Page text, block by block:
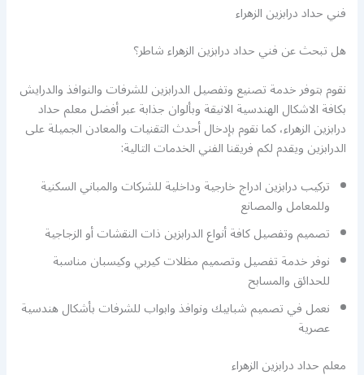
فني حداد درابزين الزهراء
هل تبحث عن فني حداد درابزين الزهراء شاطر؟
نقوم بتوفر خدمة تصنيع وتفصيل الدرابزين للشرفات والنوافذ والدرايش
بكافة الاشكال الهندسية الانيقة وبألوان جذابة عبر أفضل معلم حداد
درابزين الزهراء، كما نقوم بإدخال أحدث التقنيات والمعادن الجميلة على
الدرابزين ويقدم لكم فريقنا الفني الخدمات التالية:
تركيب درابزين ادراج خارجية وداخلية للشركات والمباني السكنية
وللمعامل والمصانع
تصميم وتفصيل كافة أنواع الدرابزين ذات النقشات أو الزجاجية
نوفر خدمة تفصيل وتصميم مظلات كيربي وكيسبان مناسبة
للحدائق والمسابح
نعمل في تصميم شبابيك ونوافذ وابواب للشرفات بأشكال هندسية
عصرية
معلم حداد درابزين الزهراء